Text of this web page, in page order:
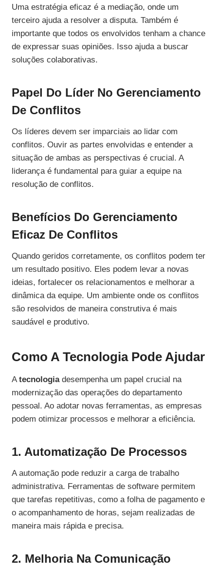
Uma estratégia eficaz é a mediação, onde um
terceiro ajuda a resolver a disputa. Também é
importante que todos os envolvidos tenham a chance
de expressar suas opiniões. Isso ajuda a buscar
soluções colaborativas.
Papel Do Líder No Gerenciamento
De Conflitos
Os líderes devem ser imparciais ao lidar com
conflitos. Ouvir as partes envolvidas e entender a
situação de ambas as perspectivas é crucial. A
liderança é fundamental para guiar a equipe na
resolução de conflitos.
Benefícios Do Gerenciamento
Eficaz De Conflitos
Quando geridos corretamente, os conflitos podem ter
um resultado positivo. Eles podem levar a novas
ideias, fortalecer os relacionamentos e melhorar a
dinâmica da equipe. Um ambiente onde os conflitos
são resolvidos de maneira construtiva é mais
saudável e produtivo.
Como A Tecnologia Pode Ajudar
Atecnologiadesempenha um papel crucial na
modernização das operações do departamento
pessoal. Ao adotar novas ferramentas, as empresas
podem otimizar processos e melhorar a eficiência.
1. Automatização De Processos
A automação pode reduzir a carga de trabalho
administrativa. Ferramentas de software permitem
que tarefas repetitivas, como a folha de pagamento e
o acompanhamento de horas, sejam realizadas de
maneira mais rápida e precisa.
2. Melhoria Na Comunicação